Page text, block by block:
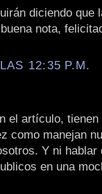
diciendo que
nota,
12:35 P.M.
el artículo,
como manejan
Y ni hablar
en una